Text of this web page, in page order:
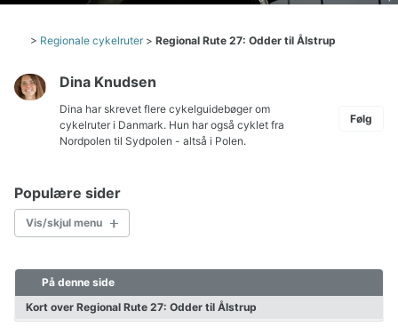
> Regionale cykelruter > Regional Rute 27: Odder til Ålstrup
Dina Knudsen
Dina har skrevet flere cykelguidebøger om
cykelruter i Danmark. Hun har også cyklet fra
Nordpolen til Sydpolen - altså i Polen.
Følg
Populære sider
Vis/skjul menu
Cykelkort Danmark
Børn på cykeltur
Hvordan pakkes cyklen?
På denne side
Kort over Regional Rute 27: Odder til Ålstrup